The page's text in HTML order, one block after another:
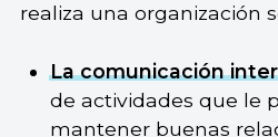
realiza una organización
La comunicación
de actividades que le
mantener buenas